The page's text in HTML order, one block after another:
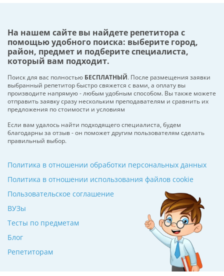
На нашем сайте вы найдете репетитора с
помощью удобного поиска: выберите город,
район, предмет и подберите специалиста,
который вам подходит.
Поиск для вас полностью БЕСПЛАТНЫЙ. После размещения заявки
выбранный репетитор быстро свяжется с вами, а оплату вы
производите напрямую - любым удобным способом. Вы также можете
отправить заявку сразу нескольким преподавателям и сравнить их
предложения по стоимости и условиям
Если вам удалось найти подходящего специалиста, будем
благодарны за отзыв - он поможет другим пользователям сделать
правильный выбор.
ВУЗы
Тесты по предметам
Блог
Репетиторам
Политика в отношении обработки персональных данных
Политика в отношении использования файлов cookie
Пользовательское соглашение